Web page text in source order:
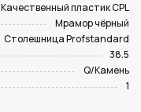
Качественный пластик CPL
Мрамор чёрный
Столешница Profstandard
38.5
Q/Камень
1